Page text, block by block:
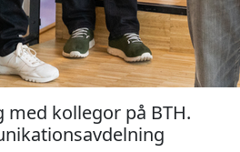
med kollegor på BTH.